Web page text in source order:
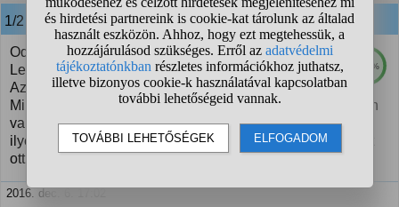
1/2 Szimeon válasza:
100%
Oda kell dörgölődznöd valamelyik párthoz.
Lehetőleg olyanhoz, amelyik bejut a Parlamentbe.
Aztán ott a pártban igen aktív munkát kell végezned.
Mindenesetre nézz utána, indul-e a következő választáson
valami új mozgalom, olyan, ahova kellenek emberek - az
ilyen új helyeken mindig nagyobb az esély előrejutni, mint
ott, ahol már begyökeresedett társaság van.
2016. dec. 6. 17:02